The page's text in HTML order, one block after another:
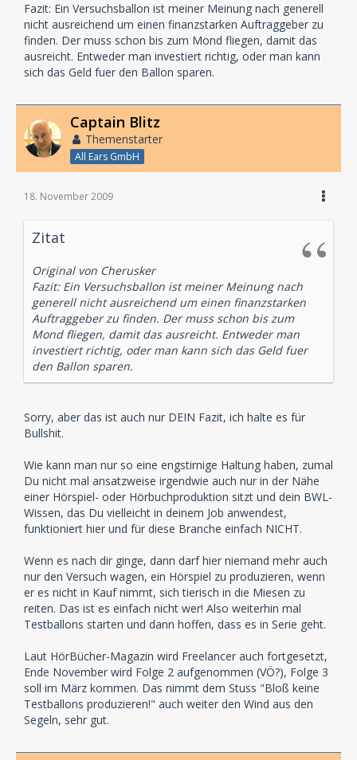
Fazit: Ein Versuchsballon ist meiner Meinung nach generell
nicht ausreichend um einen finanzstarken Auftraggeber zu
finden. Der muss schon bis zum Mond fliegen, damit das
ausreicht. Entweder man investiert richtig, oder man kann
sich das Geld fuer den Ballon sparen.
Captain Blitz
Themenstarter
All Ears GmbH
18. November 2009
Zitat
Original von Cherusker
Fazit: Ein Versuchsballon ist meiner Meinung nach
generell nicht ausreichend um einen finanzstarken
Auftraggeber zu finden. Der muss schon bis zum
Mond fliegen, damit das ausreicht. Entweder man
investiert richtig, oder man kann sich das Geld fuer
den Ballon sparen.
Sorry, aber das ist auch nur DEIN Fazit, ich halte es für
Bullshit.
Wie kann man nur so eine engstirnige Haltung haben, zumal
Du nicht mal ansatzweise irgendwie auch nur in der Nähe
einer Hörspiel- oder Hörbuchproduktion sitzt und dein BWL-
Wissen, das Du vielleicht in deinem Job anwendest,
funktioniert hier und für diese Branche einfach NICHT.
Wenn es nach dir ginge, dann darf hier niemand mehr auch
nur den Versuch wagen, ein Hörspiel zu produzieren, wenn
er es nicht in Kauf nimmt, sich tierisch in die Miesen zu
reiten. Das ist es einfach nicht wer! Also weiterhin mal
Testballons starten und dann hoffen, dass es in Serie geht.
Laut HörBücher-Magazin wird Freelancer auch fortgesetzt,
Ende November wird Folge 2 aufgenommen (VÖ?), Folge 3
soll im März kommen. Das nimmt dem Stuss "Bloß keine
Testballons produzieren!" auch weiter den Wind aus den
Segeln, sehr gut.